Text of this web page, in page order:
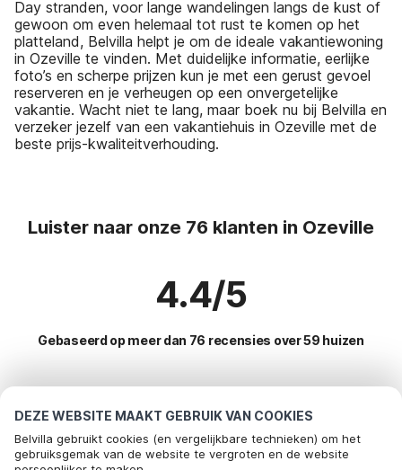
DEZE WEBSITE MAAKT GEBRUIK VAN COOKIES
Belvilla gebruikt cookies (en vergelijkbare technieken) om het
gebruiksgemak van de website te vergroten en de website
Day stranden, voor lange wandelingen langs de kust of
gewoon om even helemaal tot rust te komen op het
platteland, Belvilla helpt je om de ideale vakantiewoning
in Ozeville te vinden. Met duidelijke informatie, eerlijke
foto’s en scherpe prijzen kun je met een gerust gevoel
reserveren en je verheugen op een onvergetelijke
vakantie. Wacht niet te lang, maar boek nu bij Belvilla en
verzeker jezelf van een vakantiehuis in Ozeville met de
beste prijs-kwaliteitverhouding.
Luister naar onze 76 klanten in Ozeville
4.4/5
Gebaseerd op meer dan 76 recensies over 59 huizen
Meest populaire bestemmingen voor
vakantie